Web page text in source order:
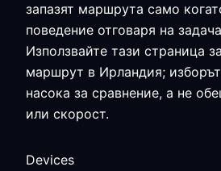
запазят маршрута само
поведение отговаря на
Използвайте тази страница
маршрут в Ирландия;
насока за сравнение, а не
или скорост.
Devices